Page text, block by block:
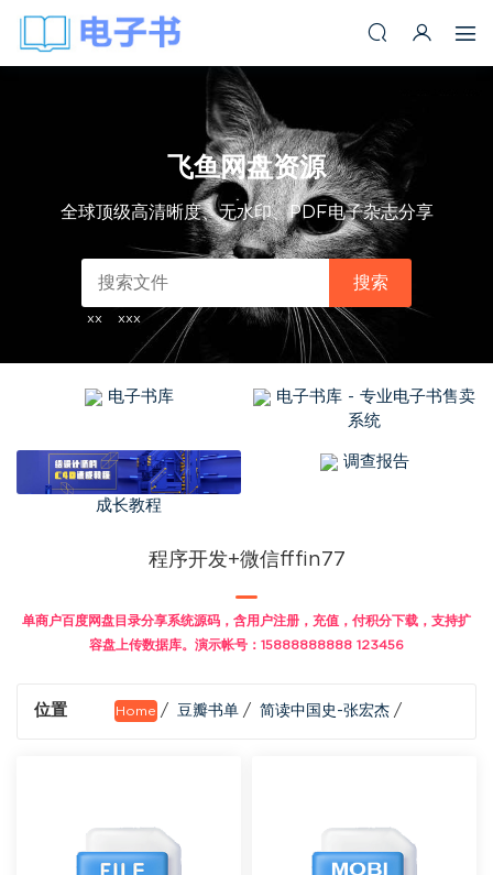
飞鱼网盘资源
全球顶级高清晰度、无水印、PDF电子杂志分享
搜索
xx xxx
电子书库
电子书库 - 专业电子书售卖
系统
成长教程
调查报告
程序开发+微信fffin77
单商户百度网盘目录分享系统源码，含用户注册，充值，付积分下载，支持扩
容盘上传数据库。演示帐号：15888888888 123456
位置 Home / 豆瓣书单 / 简读中国史-张宏杰 /